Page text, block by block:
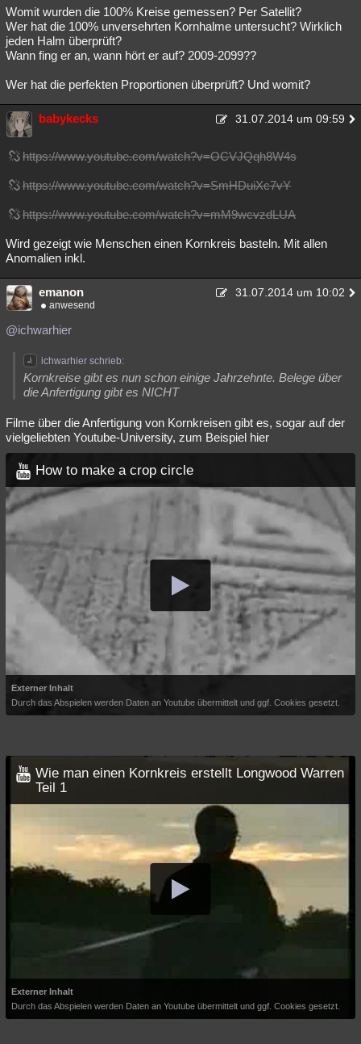
Womit wurden die 100% Kreise gemessen? Per Satellit?
Wer hat die 100% unversehrten Kornhalme untersucht? Wirklich
jeden Halm überprüft?
Wann fing er an, wann hört er auf? 2009-2099??
Wer hat die perfekten Proportionen überprüft? Und womit?
babykecks 31.07.2014 um 09:59
https://www.youtube.com/watch?v=OCVJQqh8W4s
https://www.youtube.com/watch?v=SmHDuiXc7vY
https://www.youtube.com/watch?v=mM9wcvzdLUA
Wird gezeigt wie Menschen einen Kornkreis basteln. Mit allen
Anomalien inkl.
emanon 31.07.2014 um 10:02
anwesend
@ichwarhier
ichwarhier schrieb:
Kornkreise gibt es nun schon einige Jahrzehnte. Belege über
die Anfertigung gibt es NICHT
Filme über die Anfertigung von Kornkreisen gibt es, sogar auf der
vielgeliebten Youtube-University, zum Beispiel hier
How to make a crop circle
Externer Inhalt
Durch das Abspielen werden Daten an Youtube übermittelt und ggf. Cookies gesetzt.
Wie man einen Kornkreis erstellt Longwood Warren
Teil 1
Externer Inhalt
Durch das Abspielen werden Daten an Youtube übermittelt und ggf. Cookies gesetzt.